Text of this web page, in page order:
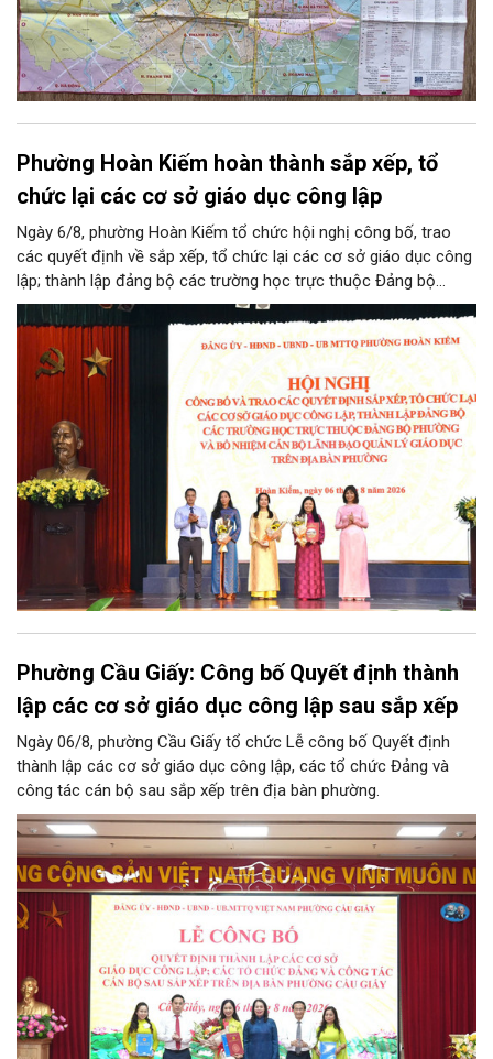
Phường Hoàn Kiếm hoàn thành sắp xếp, tổ
chức lại các cơ sở giáo dục công lập
Ngày 6/8, phường Hoàn Kiếm tổ chức hội nghị công bố, trao
các quyết định về sắp xếp, tổ chức lại các cơ sở giáo dục công
lập; thành lập đảng bộ các trường học trực thuộc Đảng bộ
phường, chỉ định các đồng chí tham gia cấp ủy, Bí thư, Phó Bí
thư Đảng ủy, bổ nhiệm cán bộ lãnh đạo, quản lý giáo dục.
Phường Cầu Giấy: Công bố Quyết định thành
lập các cơ sở giáo dục công lập sau sắp xếp
Ngày 06/8, phường Cầu Giấy tổ chức Lễ công bố Quyết định
thành lập các cơ sở giáo dục công lập, các tổ chức Đảng và
công tác cán bộ sau sắp xếp trên địa bàn phường.